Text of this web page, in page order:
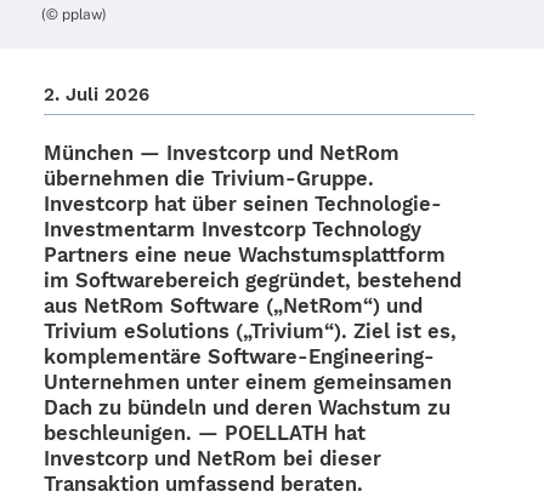
(© pplaw)
2. Juli 2026
München — Invest­corp und NetRom
über­neh­men die Trivium-Gruppe.
Invest­corp hat über seinen Tech­­no­­lo­­gie-
Inves­t­­men­t­arm Invest­corp Tech­no­logy
Part­ners eine neue Wachs­tums­platt­form
im Soft­ware­be­reich gegrün­det, bestehend
aus NetRom Soft­ware („NetRom“) und
Trivium eSolu­ti­ons („Trivium“). Ziel ist es,
komple­men­täre Soft­­ware-Engi­­nee­ring-
Unter­­neh­­men unter einem gemein­sa­men
Dach zu bündeln und deren Wachs­tum zu
beschleu­ni­gen. — POELLATH hat
Invest­corp und NetRom bei dieser
Trans­ak­tion umfas­send beraten.